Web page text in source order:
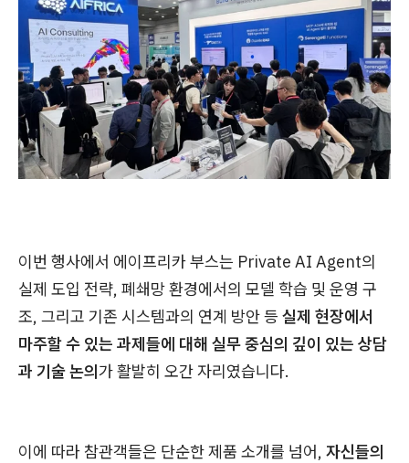
이번 행사에서 에이프리카 부스는 Private AI Agent의
실제 도입 전략, 폐쇄망 환경에서의 모델 학습 및 운영 구
조, 그리고 기존 시스템과의 연계 방안 등 실제 현장에서
마주할 수 있는 과제들에 대해 실무 중심의 깊이 있는 상담
과 기술 논의가 활발히 오간 자리였습니다.
이에 따라 참관객들은 단순한 제품 소개를 넘어, 자신들의